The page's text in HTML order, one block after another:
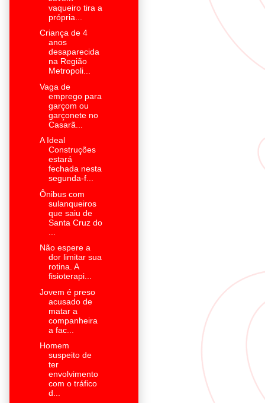
vaqueiro tira a
própria...
Criança de 4
anos
desaparecida
na Região
Metropoli...
Vaga de
emprego para
garçom ou
garçonete no
Casarã...
A Ideal
Construções
estará
fechada nesta
segunda-f...
Ônibus com
sulanqueiros
que saiu de
Santa Cruz do
Não espere a
dor limitar sua
rotina. A
fisioterapi...
Jovem é preso
acusado de
matar a
companheira
a fac...
Homem
suspeito de
ter
envolvimento
com o tráfico
d...